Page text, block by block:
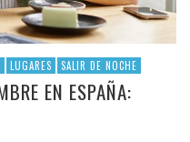
LUGARES SALIR DE NOCHE
EN ESPAÑA: